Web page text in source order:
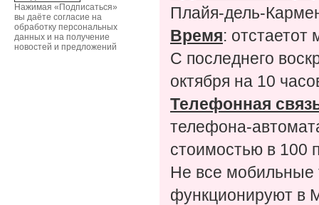
Нажимая «Подписаться»
вы даёте согласие на
обработку персональных
данных и на получение
новостей и предложений
Плайя-дель-
Время: отстаетот
С последнего
октября на 10
Телефонная
телефона-
стоимостью в 100
Не все мобильные
функционируют в